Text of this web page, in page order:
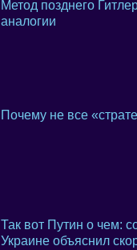
Метод позднего
аналогии
Почему не все
Так вот Путин о чем:
Украине объяснил